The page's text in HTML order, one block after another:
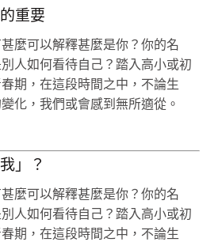
重要
麼可以解釋甚麼是你？你的名
人如何看待自己？踏入高小或初
期，在這段時間之中，不論生
化，我們或會感到無所適從。
」？
麼可以解釋甚麼是你？你的名
人如何看待自己？踏入高小或初
期，在這段時間之中，不論生